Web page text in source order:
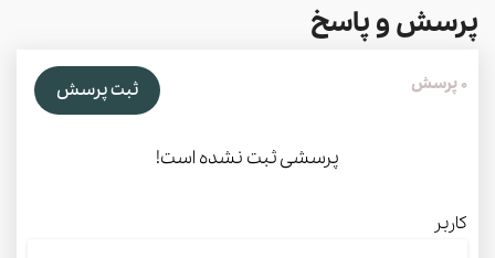
پرسش و پاسخ
ثبت پرسش 0 پرسش
پرسشی ثبت نشده است!
کاربر